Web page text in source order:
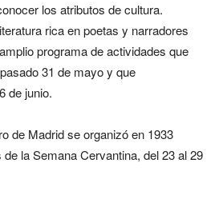
los atributos de cultura.
rica en poetas y narradores
programa de actividades que
31 de mayo y que
de junio.
de Madrid se organizó en 1933
la Semana Cervantina, del 23 al 29